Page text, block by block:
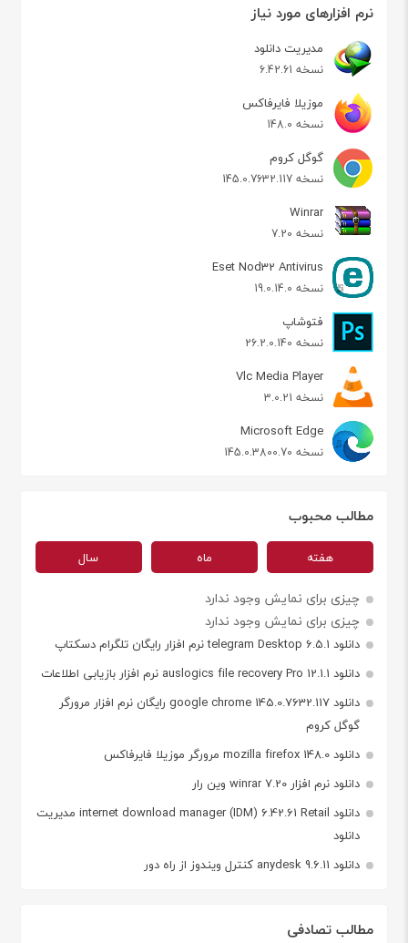
نرم افزارهای مورد نیاز
مدیریت دانلود
نسخه 6.42.61
موزیلا فایرفاکس
نسخه 148.0
گوگل کروم
نسخه 145.0.7632.117
Winrar
نسخه 7.20
Eset Nod32 Antivirus
نسخه 19.0.14.0
فتوشاپ
نسخه 26.2.0.140
Vlc Media Player
نسخه 3.0.21
Microsoft Edge
نسخه 145.0.3800.70
مطالب محبوب
هفته ماه سال
چیزی برای نمایش وجود ندارد
چیزی برای نمایش وجود ندارد
دانلود telegram Desktop 6.5.1 نرم افزار رایگان تلگرام دسکتاپ
دانلود auslogics file recovery Pro 12.1.1 نرم افزار بازیابی اطلاعات
دانلود google chrome 145.0.7632.117 رایگان نرم افزار مرورگر
گوگل کروم
دانلود mozilla firefox 148.0 مرورگر موزیلا فایرفاکس
دانلود نرم افزار winrar 7.20 وین رار
دانلود internet download manager (IDM) 6.42.61 Retail مدیریت
دانلود
دانلود anydesk 9.6.11 کنترل ویندوز از راه دور
مطالب تصادفی